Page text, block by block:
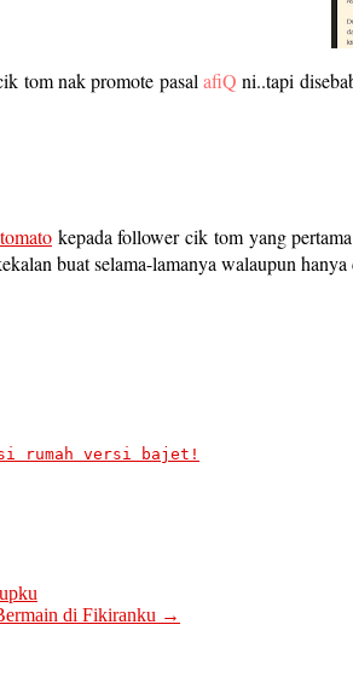
tom nak promote pasalafiQ ni..tapi
tomatokepada follower cik tom yang
buat selama-lamanya walaupun
rumah versi bajet!
di Fikiranku →